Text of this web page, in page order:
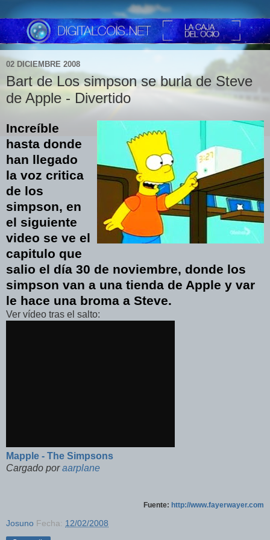
02 DICIEMBRE 2008
Bart de Los simpson se burla de Steve
de Apple - Divertido
Increíble
hasta donde
han llegado
la voz critica
de los
simpson, en
el siguiente
video se ve el
capitulo que
salio el día 30 de noviembre, donde los
simpson van a una tienda de Apple y var
le hace una broma a Steve.
Ver vídeo tras el salto:
Mapple - The Simpsons
Cargado poraarplane
Fuente: http://www.fayerwayer.com
Josuno Fecha: 12/02/2008